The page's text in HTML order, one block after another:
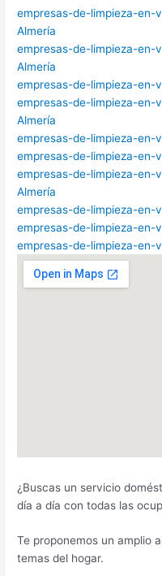
empresas-de-limpieza-en-
Almería
empresas-de-limpieza-en-
Almería
empresas-de-limpieza-en-
empresas-de-limpieza-en-
Almería
empresas-de-limpieza-en-
empresas-de-limpieza-en-
empresas-de-limpieza-en-
Almería
empresas-de-limpieza-en-
empresas-de-limpieza-en-
empresas-de-limpieza-en-
¿Buscas un servicio
día a día con todas las
Te proponemos un amplio
temas del hogar.